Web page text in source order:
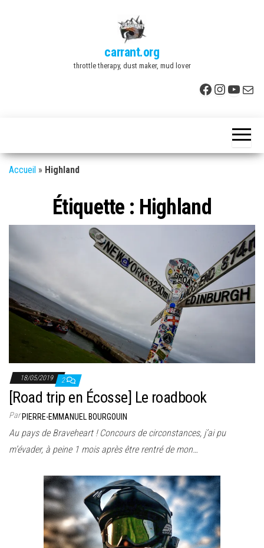
carrant.org
throttle therapy, dust maker, mud lover
Facebook
E-
Accueil » Highland
Étiquette : Highland
18/05/2019 2
[Road trip en Écosse] Le roadbook
ParPIERRE-EMMANUEL BOURGOUIN
Au pays de Braveheart ! Concours de circonstances, j’ai pu
m’évader, à peine 1 mois après être rentré de mon…